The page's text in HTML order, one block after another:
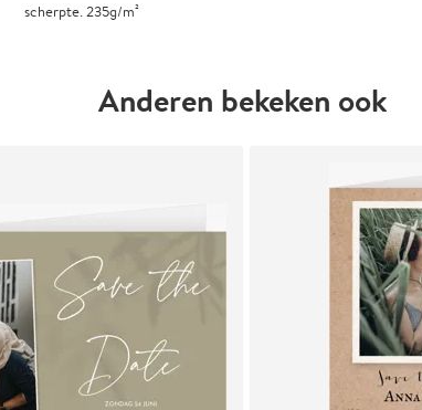
scherpte. 235g/m²
Anderen bekeken ook